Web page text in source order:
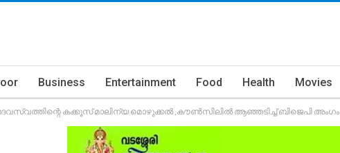
Business Entertainment Food Health Movies
കക്കൂസ് മാലിന്യ മൊഴുക്കൽ ,കൗൺസിലിൽ ആഞ്ഞടിച്ച് ബിജെപി അംഗം